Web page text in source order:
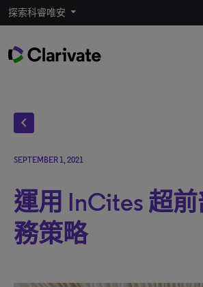
探索科睿唯安
chevron_left
SEPTEMBER 1, 2021
運用 InCites 超
務策略